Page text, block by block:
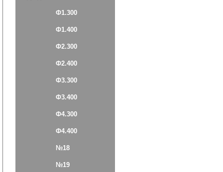
Ф1.300
Ф1.400
Ф2.300
Ф2.400
Ф3.300
Ф3.400
Ф4.300
Ф4.400
№18
№19